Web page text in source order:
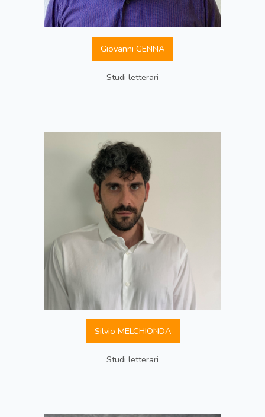
Giovanni GENNA
Studi letterari
Silvio MELCHIONDA
Studi letterari